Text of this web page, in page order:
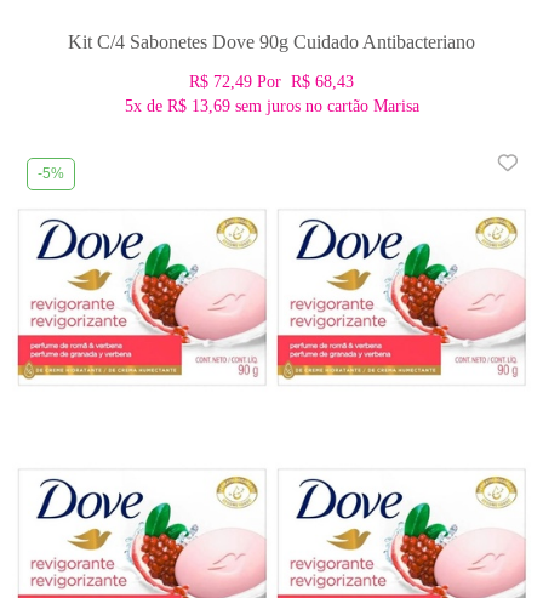
Kit C/4 Sabonetes Dove 90g Cuidado Antibacteriano
R$ 72,49 Por R$ 68,43
5xde R$ 13,69sem juros no cartão Marisa
-5%